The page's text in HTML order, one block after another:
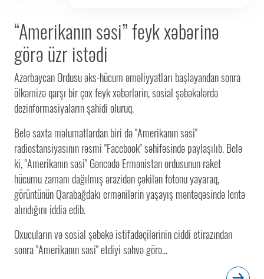
“Amerikanın səsi” feyk xəbərinə
görə üzr istədi
Azərbaycan Ordusu əks-hücum əməliyyatları başlayandan sonra
ölkəmizə qarşı bir çox feyk xəbərlərin, sosial şəbəkələrdə
dezinformasiyaların şahidi oluruq.
Belə saxta məlumatlardan biri də "Amerikanın səsi"
radiostansiyasının rəsmi "Facebook" səhifəsində paylaşılıb. Belə
ki, "Amerikanın səsi" Gəncədə Ermənistan ordusunun raket
hücumu zamanı dağılmış ərazidən çəkilən fotonu yayaraq,
görüntünün Qarabağdakı ermənilərin yaşayış məntəqəsində lentə
alındığını iddia edib.
Oxucuların və sosial şəbəkə istifadəçilərinin ciddi etirazından
sonra "Amerikanın səsi" etdiyi səhvə görə...